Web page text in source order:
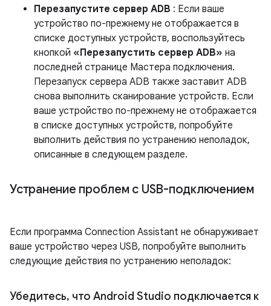
Перезапустите сервер ADB : Если ваше
устройство по-прежнему не отображается в
списке доступных устройств, воспользуйтесь
кнопкой «Перезапустить сервер ADB» на
последней странице Мастера подключения.
Перезапуск сервера ADB также заставит ADB
снова выполнить сканирование устройств. Если
ваше устройство по-прежнему не отображается
в списке доступных устройств, попробуйте
выполнить действия по устранению неполадок,
описанные в следующем разделе.
Устранение проблем с USB-подключением
Если программа Connection Assistant не обнаруживает
ваше устройство через USB, попробуйте выполнить
следующие действия по устранению неполадок:
Убедитесь, что Android Studio подключается к